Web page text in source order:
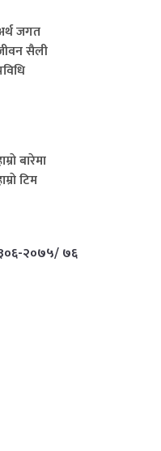
जगत
सैली
बारेमा
टिम
२०७५/ ७६